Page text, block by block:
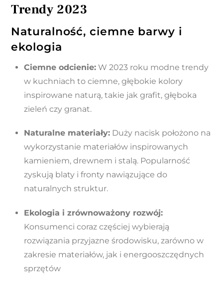
Trendy 2023
Naturalność, ciemne barwy i
ekologia
Ciemne odcienie: W 2023 roku modne trendy
w kuchniach to ciemne, głębokie kolory
inspirowane naturą, takie jak grafit, głęboka
zieleń czy granat.
Naturalne materiały: Duży nacisk położono na
wykorzystanie materiałów inspirowanych
kamieniem, drewnem i stalą. Popularność
zyskują blaty i fronty nawiązujące do
naturalnych struktur.
Ekologia i zrównoważony rozwój:
Konsumenci coraz częściej wybierają
rozwiązania przyjazne środowisku, zarówno w
zakresie materiałów, jak i energooszczędnych
sprzętów